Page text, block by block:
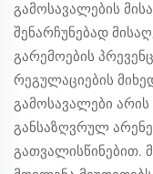
გამოსავალების
შენარჩუნებად
გარემოების
რეგულაციების
გამოსავალები არის
განსაზღვრულ
გათვალისწინებით.